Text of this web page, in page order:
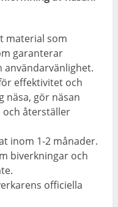
material som
garanterar
användarvänlighet.
effektivitet och
näsa, gör näsan
och återställer
inom 1-2 månader.
biverkningar och
officiella